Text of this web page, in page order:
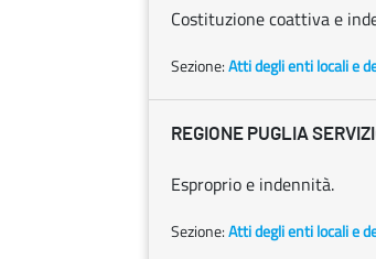
Costituzione coattiva e
Sezione:Atti degli enti locali e
REGIONE PUGLIA
Esproprio e indennità.
Sezione:Atti degli enti locali e